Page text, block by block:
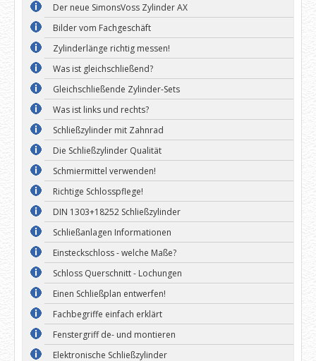
Der neue SimonsVoss Zylinder AX
Bilder vom Fachgeschäft
Zylinderlänge richtig messen!
Was ist gleichschließend?
Gleichschließende Zylinder-Sets
Was ist links und rechts?
Schließzylinder mit Zahnrad
Die Schließzylinder Qualität
Schmiermittel verwenden!
Richtige Schlosspflege!
DIN 1303+18252 Schließzylinder
Schließanlagen Informationen
Einsteckschloss - welche Maße?
Schloss Querschnitt - Lochungen
Einen Schließplan entwerfen!
Fachbegriffe einfach erklärt
Fenstergriff de- und montieren
Elektronische Schließzylinder